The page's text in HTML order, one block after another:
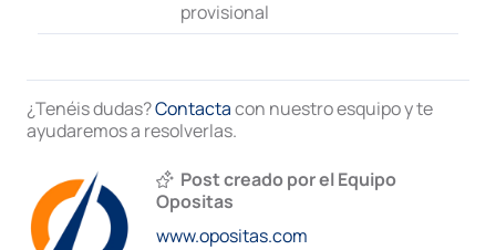
provisional
¿Tenéis dudas?Contactacon nuestro esquipo y te
ayudaremos a resolverlas.
Post creado por el Equipo
Opositas
www.opositas.com